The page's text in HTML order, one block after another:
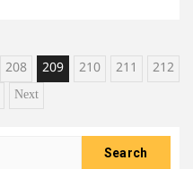
208 209 210 211
212
Next